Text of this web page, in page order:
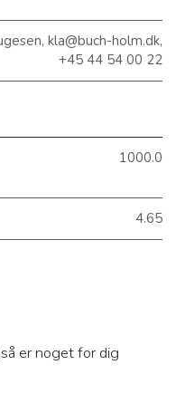
kla@buch-holm.dk,
+45 44 54 00 22
1000.0
4.65
er noget for dig